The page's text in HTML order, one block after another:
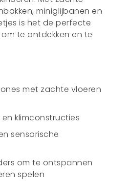
miniglijbanen en
is het de perfecte
te ontdekken en te
met zachte vloeren
klimconstructies
sensorische
om te ontspannen
spelen